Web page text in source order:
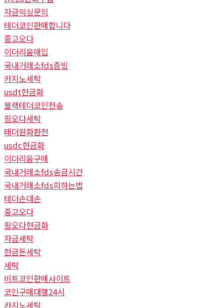
자금믹싱문의
테더코인판매합니다
중고오다
이더리움매입
국내거래소fds증빙
카지노세탁
usdt현금화
블랙테더코인전송
핑오다세탁
태더원화환전
usdc현금화
이더리움구매
국내거래소fds송금시간
국내거래소fds피하는법
테더손대손
중고오다
핑오다현금화
자금세탁
현금돈세탁
세탁
비트코인판매사이트
코인구매대행24시
카지노세탁